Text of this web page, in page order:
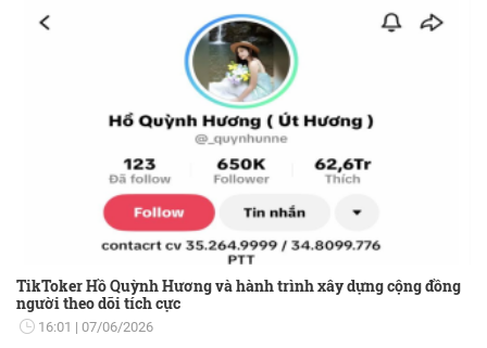
TikToker Hồ Quỳnh Hương và hành trình xây dựng cộng đồng
người theo dõi tích cực
16:01 07/06/2026